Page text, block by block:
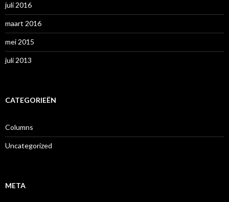
juli 2016
maart 2016
mei 2015
juli 2013
CATEGORIEËN
Columns
Uncategorized
META